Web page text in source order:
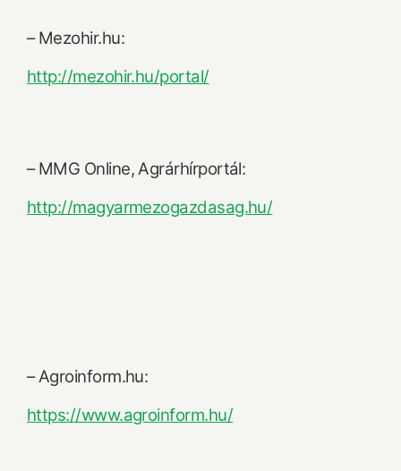
– Mezohir.hu:
http://mezohir.hu/portal/
– MMG Online, Agrárhírportál:
http://magyarmezogazdasag.hu/
– Agroinform.hu:
https://www.agroinform.hu/